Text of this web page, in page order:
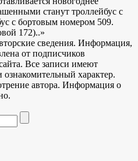
станут троллейбус с
с бортовым номером 509.
172)..»
сведения. Информация,
от подписчиков
Все записи имеют
характер.
автора. Информация о